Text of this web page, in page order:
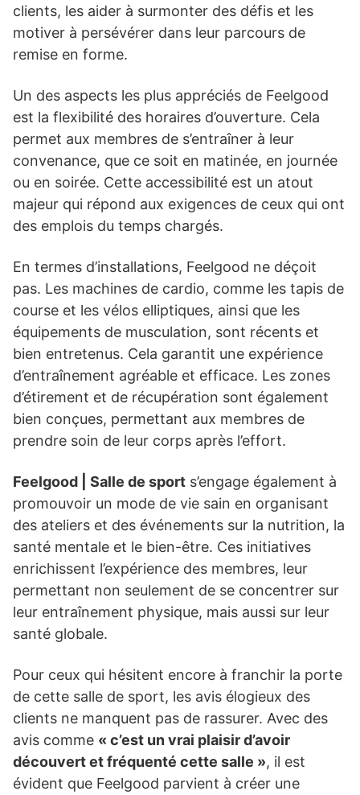
clients, les aider à surmonter des défis et les
motiver à persévérer dans leur parcours de
remise en forme.
Un des aspects les plus appréciés de Feelgood
est la flexibilité des horaires d’ouverture. Cela
permet aux membres de s’entraîner à leur
convenance, que ce soit en matinée, en journée
ou en soirée. Cette accessibilité est un atout
majeur qui répond aux exigences de ceux qui ont
des emplois du temps chargés.
En termes d’installations, Feelgood ne déçoit
pas. Les machines de cardio, comme les tapis de
course et les vélos elliptiques, ainsi que les
équipements de musculation, sont récents et
bien entretenus. Cela garantit une expérience
d’entraînement agréable et efficace. Les zones
d’étirement et de récupération sont également
bien conçues, permettant aux membres de
prendre soin de leur corps après l’effort.
Feelgood | Salle de sport s’engage également à
promouvoir un mode de vie sain en organisant
des ateliers et des événements sur la nutrition, la
santé mentale et le bien-être. Ces initiatives
enrichissent l’expérience des membres, leur
permettant non seulement de se concentrer sur
leur entraînement physique, mais aussi sur leur
santé globale.
Pour ceux qui hésitent encore à franchir la porte
de cette salle de sport, les avis élogieux des
clients ne manquent pas de rassurer. Avec des
avis comme « c’est un vrai plaisir d’avoir
découvert et fréquenté cette salle », il est
évident que Feelgood parvient à créer une